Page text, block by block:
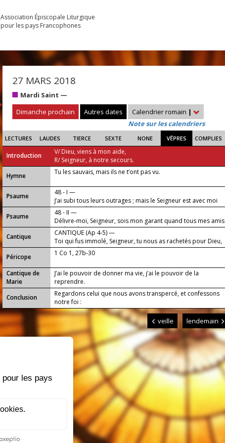
Association Épiscopale Liturgique
pour les pays Francophones
27 MARS 2018
Mardi Saint —
Dimanche prochain
Autres dates Calendrier romain |
Note sur les calendriers
LECTURES LAUDES TIERCE SEXTE NONE VÊPRES COMPLIES
Introduction
V/ Dieu, viens à mon aide,
R/ Seigneur, à notre secours.
...
Hymne Tu les sauvais, mais ils ne t’ont pas vu.
Psaume
48 - I —
J’ai subi tous leurs outrages ; mais le Seigneur est avec moi
comme un héros puissant.
Psaume
48 - II —
Délivre-moi, Seigneur, sois mon garant quand tous mes amis
m’abandonnent.
Cantique
CANTIQUE (Ap 4-5) —
Toi qui fus immolé, Seigneur, tu nous as rachetés pour Dieu,
au prix de ton sang.
Péricope
1 Co 1, 27b-30
Cantique de
Marie
J’ai le pouvoir de donner ma vie, j’ai le pouvoir de la
reprendre.
Conclusion
Regardons celui que nous avons transpercé, et confessons
notre foi :
veille lendemain